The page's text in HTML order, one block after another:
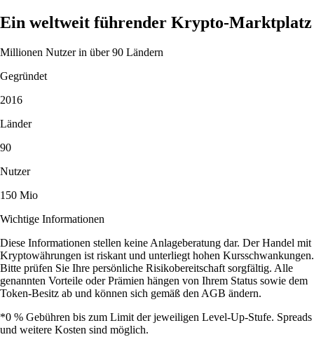
Ein weltweit führender Krypto-Marktplatz
Millionen Nutzer in über 90 Ländern
Gegründet
2016
Länder
90
Nutzer
150 Mio
Wichtige Informationen
Diese Informationen stellen keine Anlageberatung dar. Der Handel mit
Kryptowährungen ist riskant und unterliegt hohen Kursschwankungen.
Bitte prüfen Sie Ihre persönliche Risikobereitschaft sorgfältig. Alle
genannten Vorteile oder Prämien hängen von Ihrem Status sowie dem
Token-Besitz ab und können sich gemäß den AGB ändern.
*0 % Gebühren bis zum Limit der jeweiligen Level-Up-Stufe. Spreads
und weitere Kosten sind möglich.